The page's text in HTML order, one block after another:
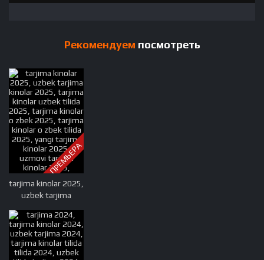
Рекомендуем посмотреть
ПРЕМЬЕРА
tarjima kinolar 2025,
uzbek tarjima
kinolar uzbek tilida
2025, tarjima kinolar
o zbek 2025, tarjima
kinolar o zbek tilida